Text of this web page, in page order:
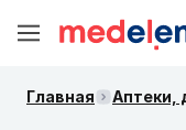
Главная Аптеки,